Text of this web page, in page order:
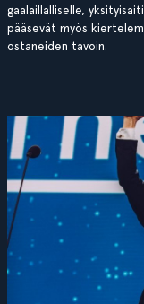
gaalaillalliselle,
pääsevät myös
ostaneiden tavoin.